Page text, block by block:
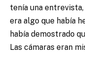
tenía una
era algo que había
había demostrado
Las cámaras eran